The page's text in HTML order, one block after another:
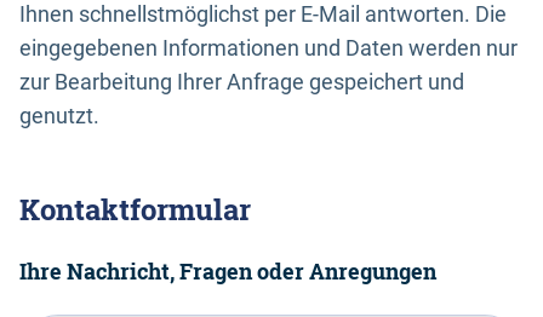
Ihnen schnellstmöglichst per E-Mail antworten. Die
eingegebenen Informationen und Daten werden nur
zur Bearbeitung Ihrer Anfrage gespeichert und
genutzt.
Kontaktformular
Ihre Nachricht, Fragen oder Anregungen